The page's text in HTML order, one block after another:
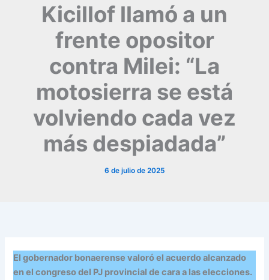
Kicillof llamó a un
frente opositor
contra Milei: “La
motosierra se está
volviendo cada vez
más despiadada”
6 de julio de 2025
El gobernador bonaerense valoró el acuerdo alcanzado
en el congreso del PJ provincial de cara a las elecciones.